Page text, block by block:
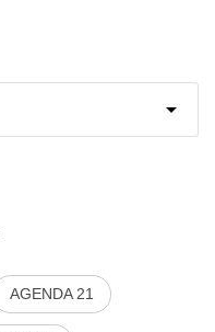
AGENDA 21